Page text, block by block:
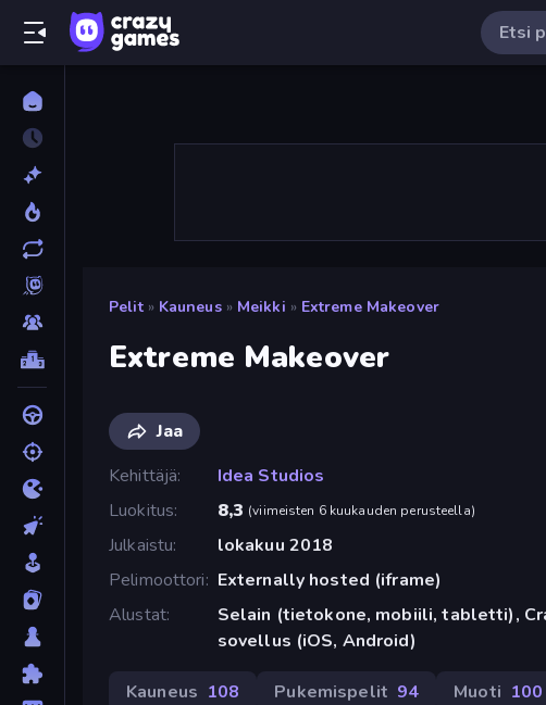
Pelit » Kauneus » Meikki » Extreme Makeover
Extreme Makeover
Jaa
Kehittäjä
Idea Studios
Luokitus
8,3 (viimeisten 6 kuukauden perusteella)
Julkaistu
lokakuu 2018
Pelimoottori
Externally hosted (iframe)
Alustat
Selain (tietokone, mobiili, tabletti),
sovellus (iOS, Android)
Kauneus 108 Pukemispelit 94 Muoti 100